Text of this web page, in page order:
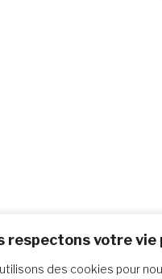
respectons votre vie
des cookies pour